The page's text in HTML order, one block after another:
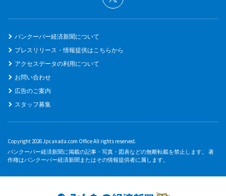
バンクーバー経済新聞について
プレスリリース・情報提供はこちらから
アクセスデータの利用について
お問い合わせ
広告のご案内
スタッフ募集
Copyright 2026 Jpcanada.com Office All rights reserved.
バンクーバー経済新聞に掲載の記事・写真・図表などの無断転載を禁止します。 著
作権はバンクーバー経済新聞またはその情報提供者に属します。